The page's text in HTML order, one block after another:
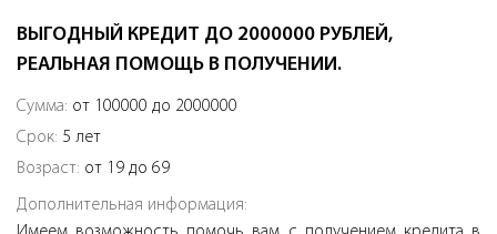
ВЫГОДНЫЙ КРЕДИТ ДО 2000000 РУБЛЕЙ,
РЕАЛЬНАЯ ПОМОЩЬ В ПОЛУЧЕНИИ.
Сумма: от 100000 до 2000000
Срок: 5 лет
Возраст: от 19 до 69
Дополнительная информация: